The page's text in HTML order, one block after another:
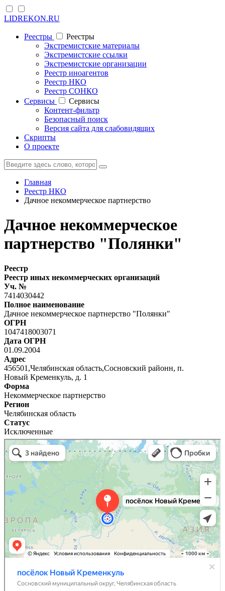
LIDREKON.RU
Реестры
Реестры
Экстремистские материалы
Экстремистские ссылки
Экстремистские организации
Реестр иноагентов
Реестр НКО
Реестр СОНКО
Cервисы
Cервисы
Контент-фильтр
Безопасный поиск
Версия сайта для слабовидящих
Скрипты
О проекте
Главная
Реестр НКО
Дачное некоммерческое партнерство
Дачное некоммерческое
партнерство "Полянки"
Реестр
Реестр иных некоммерческих организаций
Уч. №
7414030442
Полное наименование
Дачное некоммерческое партнерство "Полянки"
ОГРН
1047418003071
Дата ОГРН
01.09.2004
Адрес
456501,Челябинская область,Сосновский районн, п.
Новый Кременкуль, д. 1
Форма
Некоммерческое партнерство
Регион
Челябинская область
Статус
Исключенные